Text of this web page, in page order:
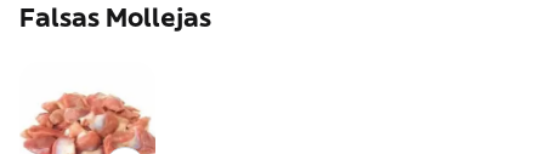
Falsas Mollejas